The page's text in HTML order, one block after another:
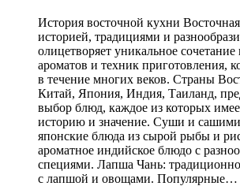
История восточной кухни
историей, традициями и
олицетворяет уникальное сочетание
ароматов и техник приготовления,
в течение многих веков. Страны
Китай, Япония, Индия, Таиланд,
выбор блюд, каждое из которых
историю и значение. Суши и
японские блюда из сырой рыбы и
ароматное индийское блюдо с
специями. Лапша Чань:
с лапшой и овощами. Популярные…